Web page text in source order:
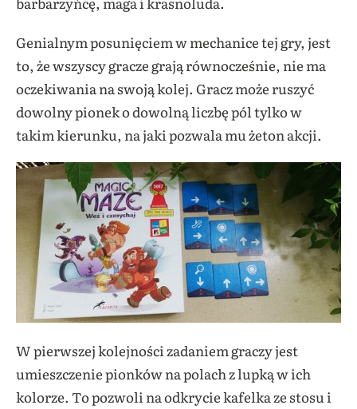
Genialnym posunięciem w mechanice tej gry, jest
to, że wszyscy gracze grają równocześnie, nie ma
oczekiwania na swoją kolej. Gracz może ruszyć
dowolny pionek o dowolną liczbę pól tylko w
takim kierunku, na jaki pozwala mu żeton akcji.
W pierwszej kolejności zadaniem graczy jest
umieszczenie pionków na polach z lupką w ich
kolorze. To pozwoli na odkrycie kafelka ze stosu i